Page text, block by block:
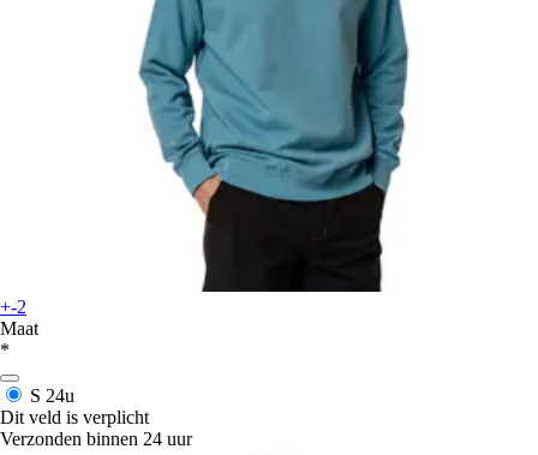
+-2
Maat
*
S 24u
Dit veld is verplicht
Verzonden binnen 24 uur